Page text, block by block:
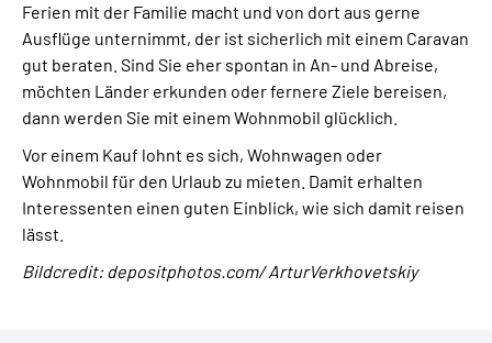
Ferien mit der Familie macht und von dort aus gerne
Ausflüge unternimmt, der ist sicherlich mit einem Caravan
gut beraten. Sind Sie eher spontan in An- und Abreise,
möchten Länder erkunden oder fernere Ziele bereisen,
dann werden Sie mit einem Wohnmobil glücklich.
Vor einem Kauf lohnt es sich, Wohnwagen oder
Wohnmobil für den Urlaub zu mieten. Damit erhalten
Interessenten einen guten Einblick, wie sich damit reisen
lässt.
Bildcredit: depositphotos.com/ ArturVerkhovetskiy